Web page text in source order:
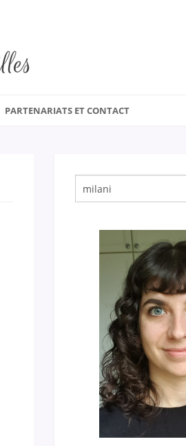
PARTENARIATS ET CONTACT
pour
: